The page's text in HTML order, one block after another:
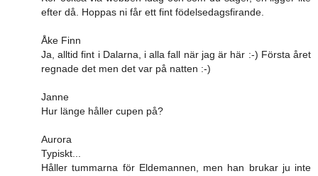
efter då. Hoppas ni får ett fint födelsedagsfirande.
Åke Finn
Ja, alltid fint i Dalarna, i alla fall när jag är här :-) Första året
regnade det men det var på natten :-)
Janne
Hur länge håller cupen på?
Aurora
Typiskt...
Håller tummarna för Eldemannen, men han brukar ju inte